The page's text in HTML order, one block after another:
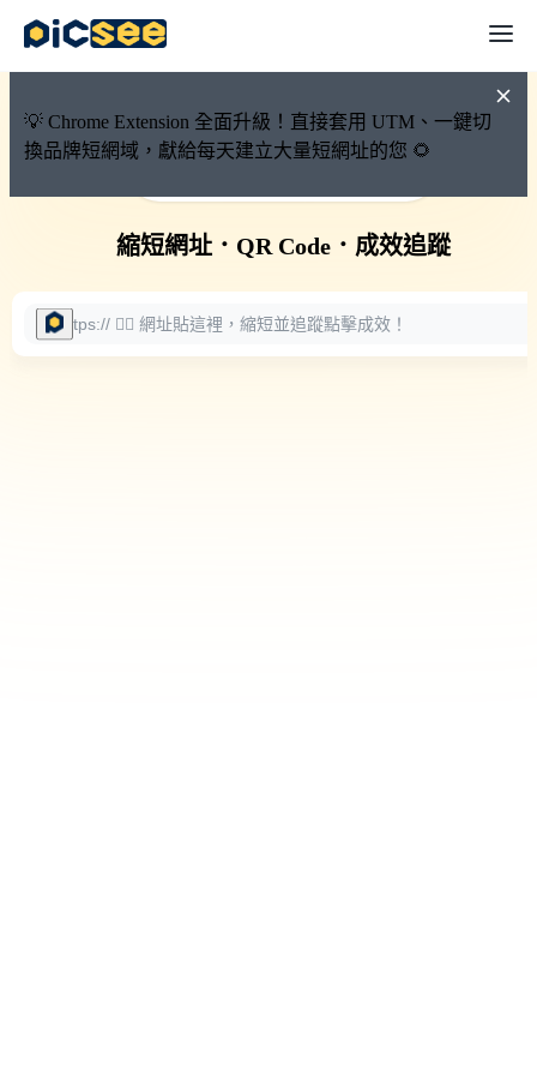
💡 Chrome Extension 全面升級！直接套用 UTM、一鍵切
換品牌短網域，獻給每天建立大量短網址的您 🌻
🚀 PicSee 短網址永久有效
縮短網址． QR Code． 成效追蹤